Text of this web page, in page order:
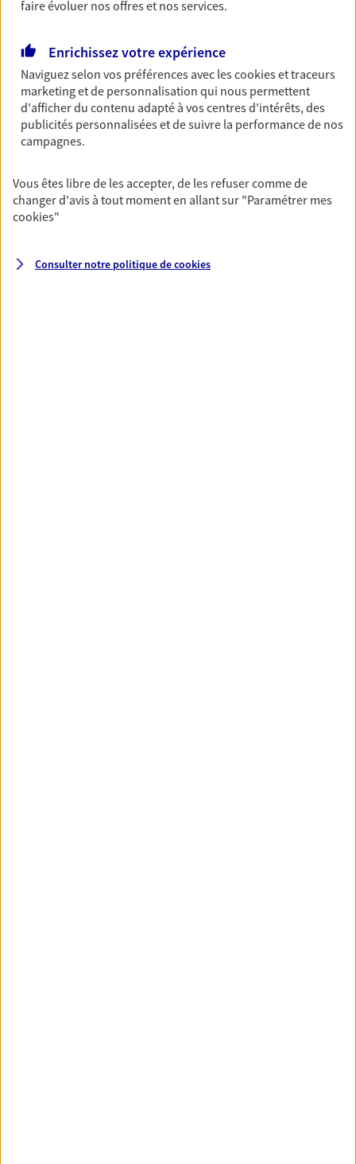
accident du quotidien. Avec Ma Protection
revenus.
Découvrir l'offre Garantie Accidents de la Vie
OBTENIR UN TARIF EN LIGNE
Gagnez en simplicité et en sérénité avec votre
assurance multirisque entreprise. Un contrat
unique pour protéger vos locaux, matériels pro,
faire évoluer nos offres et nos services.
Enrichissez votre expérience
Naviguez selon vos préférences avec lescookies et traceurs
marketing et de personnalisation qui nous permettent
d'afficher du contenu adapté à vos centres d'intérêts, des
publicités personnalisées et de suivre la performance de nos
campagnes.
Vous êtes libre de les accepter, de les refuser comme de
changer d'avis à tout moment en allant sur "Paramétrer mes
cookies"
Consulter notre politique decookies